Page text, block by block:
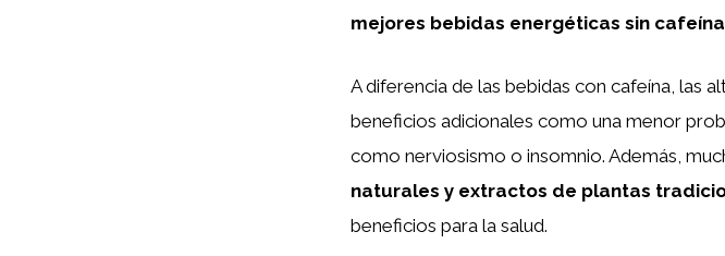
mejores bebidas energéticas sin
A diferencia de las bebidas con cafeína, las
beneficios adicionales como una menor
como nerviosismo o insomnio. Además,
naturales y extractos de plantas
beneficios para la salud.